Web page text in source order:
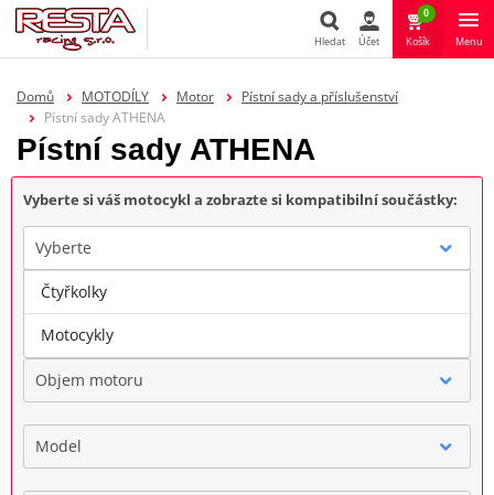
Hledat Účet
0
Košík Menu
Domů MOTODÍLY Motor
Pístní sady a příslušenství
Pístní sady ATHENA
Pístní sady ATHENA
Vyberte si váš motocykl a zobrazte si kompatibilní součástky:
Vyberte
Značka
Objem motoru
Model
Čtyřkolky
Motocykly